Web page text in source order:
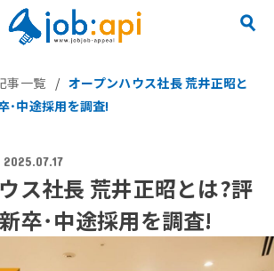
事一覧 / オープンハウス社長 荒井正昭と
･中途採用を調査!
2025.07.17
ス社長 荒井正昭とは?評
卒･中途採用を調査!